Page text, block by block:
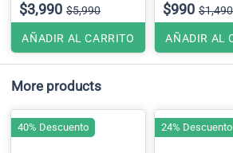
$3,990 $5,990
AÑADIR AL CARRITO
$990 $1,490
AÑADIR AL
More products
40% Descuento 24% Descuento